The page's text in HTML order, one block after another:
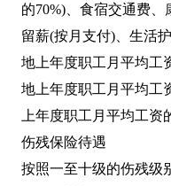
的70%)、食宿交通费
留薪(按月支付)、生活
地上年度职工月平均工
地上年度职工月平均工
上年度职工月平均工资
伤残保险待遇
按照一至十级的伤残级